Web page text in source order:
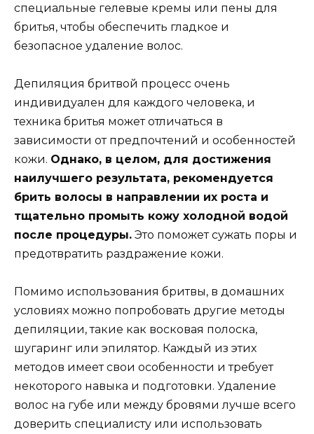
специальные гелевые кремы или пены для
бритья, чтобы обеспечить гладкое и
безопасное удаление волос.
Депиляция бритвой процесс очень
индивидуален для каждого человека, и
техника бритья может отличаться в
зависимости от предпочтений и особенностей
кожи. Однако, в целом, для достижения
наилучшего результата, рекомендуется
брить волосы в направлении их роста и
тщательно промыть кожу холодной водой
после процедуры. Это поможет сужать поры и
предотвратить раздражение кожи.
Помимо использования бритвы, в домашних
условиях можно попробовать другие методы
депиляции, такие как восковая полоска,
шугаринг или эпилятор. Каждый из этих
методов имеет свои особенности и требует
некоторого навыка и подготовки. Удаление
волос на губе или между бровями лучше всего
доверить специалисту или использовать